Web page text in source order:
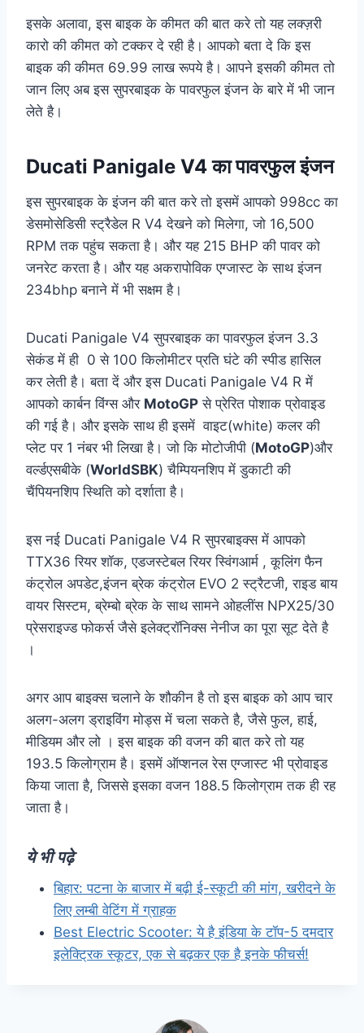
इसके अलावा, इस बाइक के कीमत की बात करे तो यह लक्ज़री
कारो की कीमत को टक्कर दे रही है। आपको बता दे कि इस
बाइक की कीमत 69.99 लाख रूपये है। आपने इसकी कीमत तो
जान लिए अब इस सुपरबाइक के पावरफुल इंजन के बारे में भी जान
लेते है।
Ducati Panigale V4 का पावरफुल इंजन
इस सुपरबाइक के इंजन की बात करे तो इसमें आपको 998cc का
डेसमोसेडिसी स्ट्रैडेल R V4 देखने को मिलेगा, जो 16,500
RPM तक पहुंच सकता है। और यह 215 BHP की पावर को
जनरेट करता है। और यह अकरापोविक एग्जास्ट के साथ इंजन
234bhp बनाने में भी सक्षम है।
Ducati Panigale V4 सुपरबाइक का पावरफुल इंजन 3.3
सेकंड में ही 0 से 100 किलोमीटर प्रति घंटे की स्पीड हासिल
कर लेती है।बता दें और इस Ducati Panigale V4 R में
आपको कार्बन विंग्स और MotoGP से प्रेरित पोशाक प्रोवाइड
की गई है। और इसके साथ ही इसमें वाइट(white) कलर की
प्लेट पर 1 नंबर भी लिखा है। जो कि मोटोजीपी (MotoGP)और
वर्ल्डएसबीके (WorldSBK) चैम्पियनशिप में डुकाटी की
चैंपियनशिप स्थिति को दर्शाता है।
इस नई Ducati Panigale V4 R सुपरबाइक्स में आपको
TTX36 रियर शॉक, एडजस्टेबल रियर स्विंगआर्म , कूलिंग फैन
कंट्रोल अपडेट,इंजन ब्रेक कंट्रोल EVO 2 स्ट्रैटजी, राइड बाय
वायर सिस्टम, ब्रेम्बो ब्रेक के साथ सामने ओहलींस NPX25/30
प्रेसराइज्ड फोकर्स जैसे इलेक्ट्रॉनिक्स नेनीज का पूरा सूट देते है
।
अगर आप बाइक्स चलाने के शौकीन है तो इस बाइक को आप चार
अलग-अलग ड्राइविंग मोड्स में चला सकते है, जैसे फुल, हाई,
मीडियम और लो । इस बाइक की वजन की बात करे तो यह
193.5 किलोग्राम है। इसमें ऑप्शनल रेस एग्जास्ट भी प्रोवाइड
किया जाता है, जिससे इसका वजन 188.5 किलोग्राम तक ही रह
जाता है।
ये भी पढ़े
बिहार: पटना के बाजार में बढ़ी ई-स्कूटी की मांग, खरीदने के
लिए लम्बी वेटिंग में ग्राहक
Best Electric Scooter: ये है इंडिया के टॉप-5 दमदार
इलेक्ट्रिक स्कूटर, एक से बढ़कर एक है इनके फीचर्स!